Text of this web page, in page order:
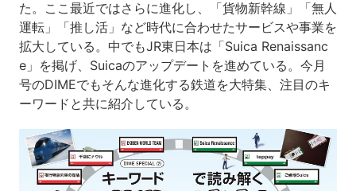
た。ここ最近ではさらに進化し、「貨物新幹線」「無人
運転」「推し活」など時代に合わせたサービスや事業を
拡大している。中でもJR東日本は「Suica Renaissanc
e」を掲げ、Suicaのアップデートを進めている。今月
号のDIMEでもそんな進化する鉄道を大特集、注目のキ
ーワードと共に紹介している。